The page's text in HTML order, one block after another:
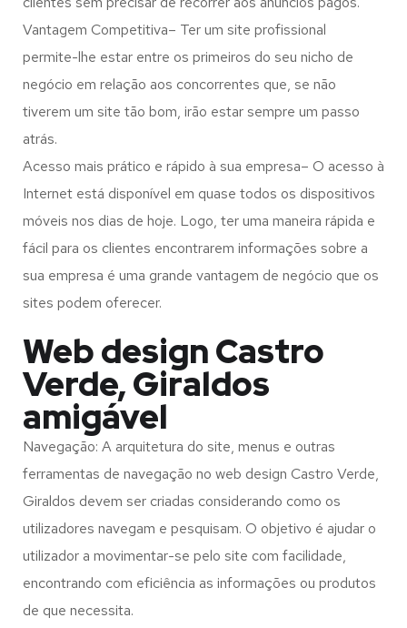
Vantagem Competitiva– Ter um site profissional
permite-lhe estar entre os primeiros do seu nicho de
negócio em relação aos concorrentes que, se não
tiverem um site tão bom, irão estar sempre um passo
atrás.
Acesso mais prático e rápido à sua empresa– O acesso à
Internet está disponível em quase todos os dispositivos
móveis nos dias de hoje. Logo, ter uma maneira rápida e
fácil para os clientes encontrarem informações sobre a
sua empresa é uma grande vantagem de negócio que os
sites podem oferecer.
Web design Castro
Verde, Giraldos
amigável
Navegação: A arquitetura do site, menus e outras
ferramentas de navegação no web design Castro Verde,
Giraldos devem ser criadas considerando como os
utilizadores navegam e pesquisam. O objetivo é ajudar o
utilizador a movimentar-se pelo site com facilidade,
encontrando com eficiência as informações ou produtos
de que necessita.